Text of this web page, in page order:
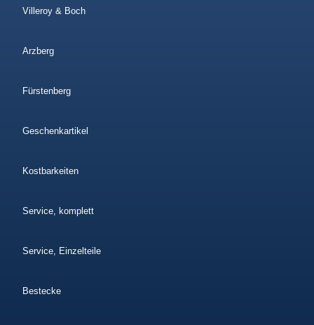
Villeroy & Boch
Arzberg
Fürstenberg
Geschenkartikel
Kostbarkeiten
Service, komplett
Service, Einzelteile
Bestecke